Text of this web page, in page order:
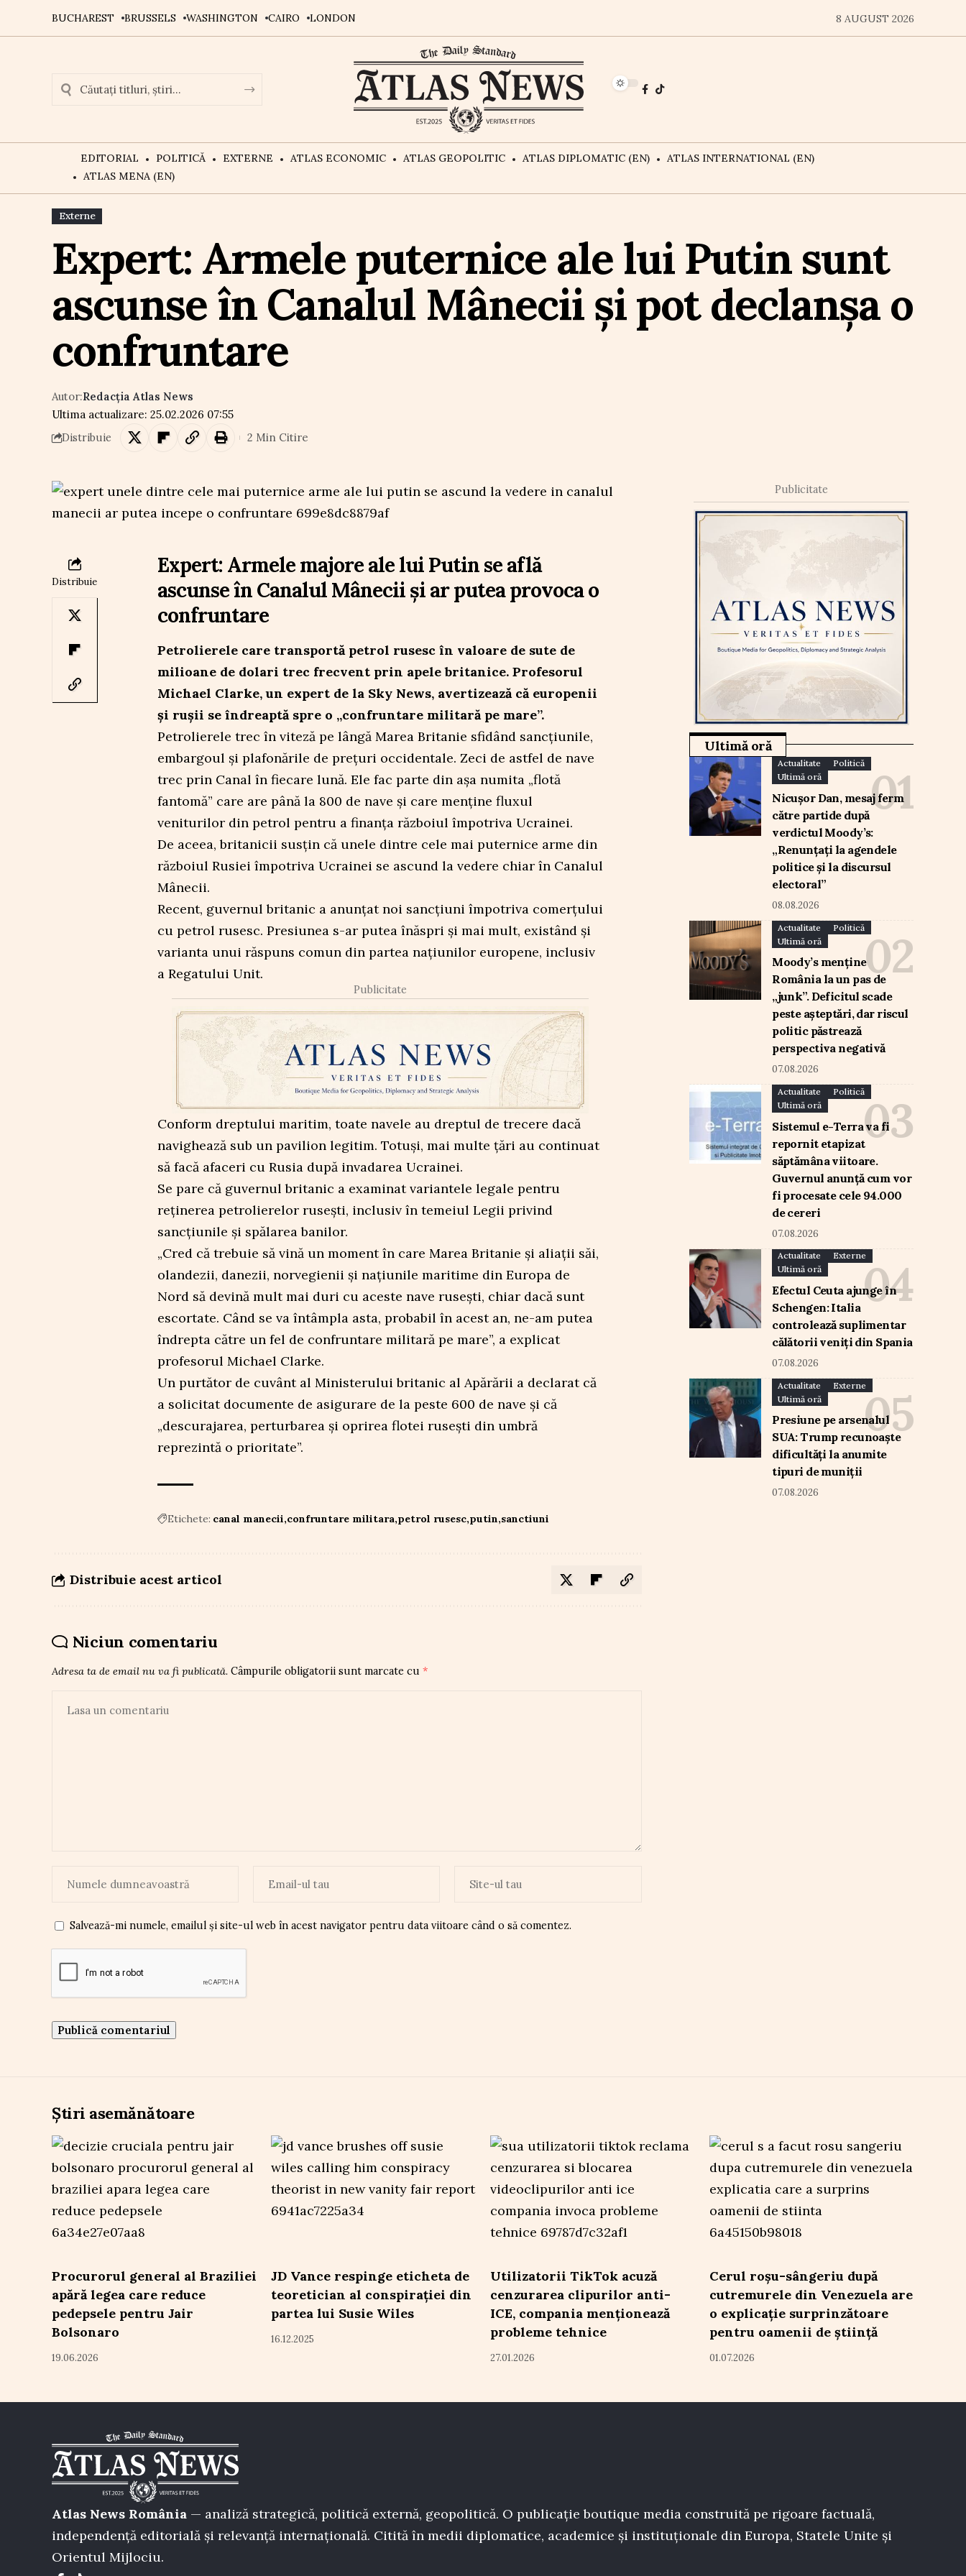
BUCHAREST BRUSSELS WASHINGTON CAIRO LONDON 8 AUGUST 2026
EDITORIAL POLITICĂ EXTERNE ATLAS ECONOMIC ATLAS GEOPOLITIC ATLAS DIPLOMATIC (EN)
ATLAS INTERNATIONAL (EN)
ATLAS MENA (EN)
Externe
Expert: Armele puternice ale lui Putin sunt
ascunse în Canalul Mânecii și pot declanșa o
confruntare
Ultima actualizare: 25.02.2026 07:55
Autor:Redacția Atlas News
Distribuie 2 Min Citire
Distribuie
Expert: Armele majore ale lui Putin se află
ascunse în Canalul Mânecii și ar putea provoca o
confruntare
Petrolierele care transportă petrol rusesc în valoare de sute de
milioane de dolari trec frecvent prin apele britanice. Profesorul
Michael Clarke, un expert de la Sky News, avertizează că europenii
și rușii se îndreaptă spre o „confruntare militară pe mare”.
Petrolierele trec în viteză pe lângă Marea Britanie sfidând sancțiunile,
embargoul și plafonările de prețuri occidentale. Zeci de astfel de nave
trec prin Canal în fiecare lună. Ele fac parte din așa numita „flotă
fantomă” care are până la 800 de nave și care menține fluxul
veniturilor din petrol pentru a finanța războiul împotriva Ucrainei.
De aceea, britanicii susțin că unele dintre cele mai puternice arme din
războiul Rusiei împotriva Ucrainei se ascund la vedere chiar în Canalul
Mânecii.
Recent, guvernul britanic a anunțat noi sancțiuni împotriva comerțului
cu petrol rusesc. Presiunea s-ar putea înăspri și mai mult, existând și
varianta unui răspuns comun din partea națiunilor europene, inclusiv
a Regatului Unit.
Publicitate
Conform dreptului maritim, toate navele au dreptul de trecere dacă
navighează sub un pavilion legitim. Totuși, mai multe țări au continuat
să facă afaceri cu Rusia după invadarea Ucrainei.
Se pare că guvernul britanic a examinat variantele legale pentru
reținerea petrolierelor rusești, inclusiv în temeiul Legii privind
sancțiunile și spălarea banilor.
„Cred că trebuie să vină un moment în care Marea Britanie și aliații săi,
olandezii, danezii, norvegienii și națiunile maritime din Europa de
Nord să devină mult mai duri cu aceste nave rusești, chiar dacă sunt
escortate. Când se va întâmpla asta, probabil în acest an, ne-am putea
îndrepta către un fel de confruntare militară pe mare”, a explicat
profesorul Michael Clarke.
Un purtător de cuvânt al Ministerului britanic al Apărării a declarat că
a solicitat documente de asigurare de la peste 600 de nave și că
„descurajarea, perturbarea și oprirea flotei rusești din umbră
reprezintă o prioritate”.
Etichete: canal manecii confruntare militara petrol rusesc putin sanctiuni
Distribuie acest articol
Niciun comentariu
Adresa ta de email nu va fi publicată. Câmpurile obligatorii sunt marcate cu *
Salvează-mi numele, emailul și site-ul web în acest navigator pentru data viitoare când o să comentez.
Publicitate
Ultimă oră
Actualitate
Politică
Ultimă oră
Nicușor Dan, mesaj ferm
către partide după
verdictul Moody’s:
„Renunțați la agendele
politice și la discursul
electoral”
08.08.2026
Actualitate
Politică
Ultimă oră
Moody’s menține
România la un pas de
„junk”. Deficitul scade
peste așteptări, dar riscul
politic păstrează
perspectiva negativă
07.08.2026
Actualitate
Politică
Ultimă oră
Sistemul e-Terra va fi
repornit etapizat
săptămâna viitoare.
Guvernul anunță cum vor
fi procesate cele 94.000
de cereri
07.08.2026
Actualitate
Externe
Ultimă oră
Efectul Ceuta ajunge în
Schengen: Italia
controlează suplimentar
călătorii veniți din Spania
07.08.2026
Actualitate
Externe
Ultimă oră
Presiune pe arsenalul
SUA: Trump recunoaște
dificultăți la anumite
tipuri de muniții
07.08.2026
Știri asemănătoare
Procurorul general al Braziliei
apără legea care reduce
pedepsele pentru Jair
Bolsonaro
19.06.2026
JD Vance respinge eticheta de
teoretician al conspirației din
partea lui Susie Wiles
16.12.2025
Utilizatorii TikTok acuză
cenzurarea clipurilor anti-
ICE, compania menționează
probleme tehnice
27.01.2026
Cerul roșu-sângeriu după
cutremurele din Venezuela are
o explicație surprinzătoare
pentru oamenii de știință
01.07.2026
Atlas News România — analiză strategică, politică externă, geopolitică. O publicație boutique media construită pe rigoare factuală,
independență editorială și relevanță internațională. Citită în medii diplomatice, academice și instituționale din Europa, Statele Unite și
Orientul Mijlociu.